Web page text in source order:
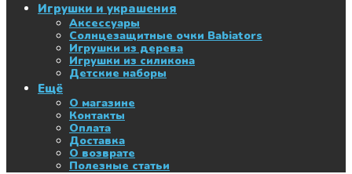
Игрушки и украшения
Аксессуары
Солнцезащитные очки Babiators
Игрушки из дерева
Игрушки из силикона
Детские наборы
Ещё
О магазине
Контакты
Оплата
Доставка
О возврате
Полезные статьи